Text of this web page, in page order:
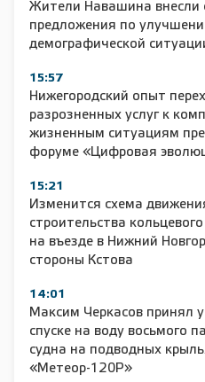
Жители Навашина внесли
предложения по
демографической
15:57
Нижегородский опыт
разрозненных услуг к
жизненным ситуациям
форуме «Цифровая
15:21
Изменится схема
строительства
на въезде в Нижний
стороны Кстова
14:01
Максим Черкасов принял
спуске на воду восьмого
судна на подводных
«Метеор-120Р»
11 01 Сельское хозяйство